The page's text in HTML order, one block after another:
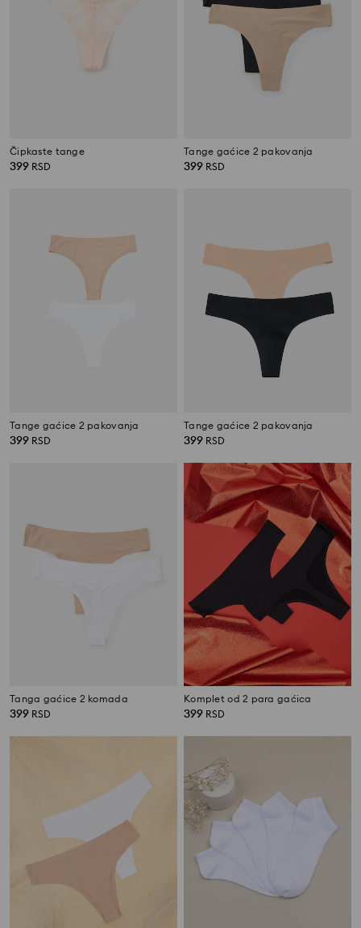
Čipkaste tange
399 RSD
Tange gaćice 2 pakovanja
399 RSD
Tange gaćice 2 pakovanja
399 RSD
Tange gaćice 2 pakovanja
399 RSD
Tanga gaćice 2 komada
399 RSD
Komplet od 2 para gaćica
399 RSD